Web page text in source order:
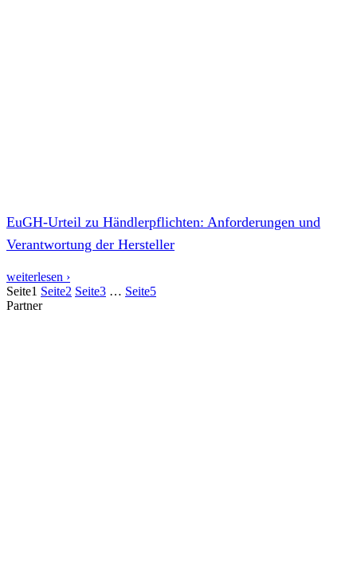
EuGH-Urteil zu Händlerpflichten: Anforderungen und
Verantwortung der Hersteller
weiterlesen ›
Seite1 Seite2 Seite3 … Seite5
Partner